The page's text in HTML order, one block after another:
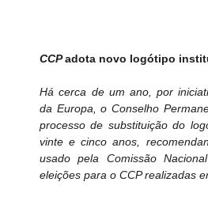
CCP adota novo logótipo
Há cerca de um ano, por
da Europa, o Conselho
processo de substituição do
vinte e cinco anos,
usado pela Comissão
eleições para o CCP realizadas